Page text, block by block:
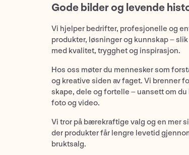
Gode bilder og levende
Vi hjelper bedrifter, profesjonelle og
produkter, løsninger og kunnskap –
med kvalitet, trygghet og inspirasjon.
Hos oss møter du mennesker som
og kreative siden av faget. Vi brenner
skape, dele og fortelle – uansett om du
foto og video.
Vi tror på bærekraftige valg og en mer
der produkter får lengre levetid
bruktsalg.